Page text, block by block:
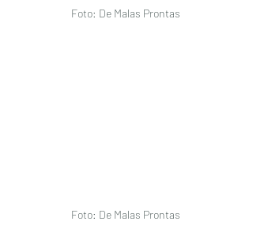
Foto: De Malas Prontas
Foto: De Malas Prontas